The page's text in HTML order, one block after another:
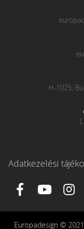
H-1025,
Adatkezelési
Europadesign © 2021